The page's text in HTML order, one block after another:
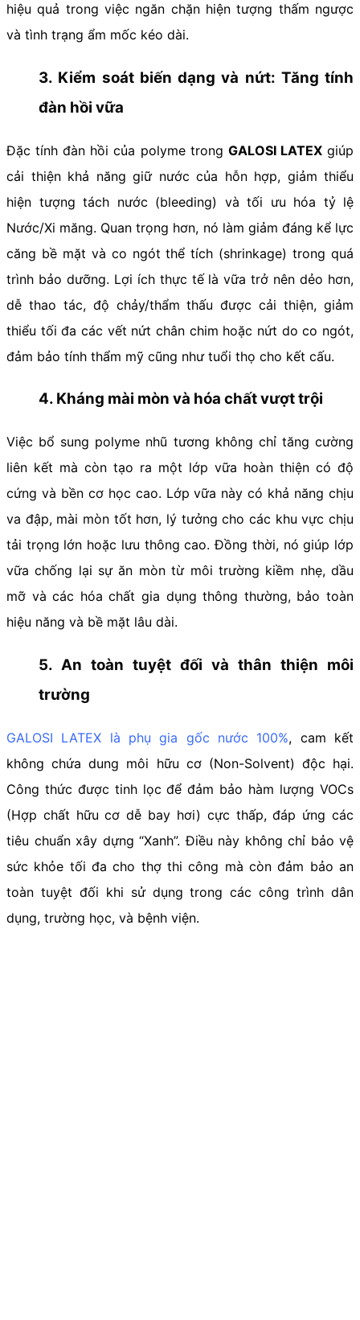
hiệu quả trong việc ngăn chặn hiện tượng thấm ngược
và tình trạng ẩm mốc kéo dài.
3. Kiểm soát biến dạng và nứt: Tăng tính
đàn hồi vữa
Đặc tính đàn hồi của polyme trong GALOSI LATEXgiúp
cải thiện khả năng giữ nước của hỗn hợp, giảm thiểu
hiện tượng tách nước (bleeding) và tối ưu hóa tỷ lệ
Nước/Xi măng. Quan trọng hơn, nó làm giảm đáng kể lực
căng bề mặt và co ngót thể tích (shrinkage) trong quá
trình bảo dưỡng. Lợi ích thực tế là vữa trở nên dẻo hơn,
dễ thao tác, độ chảy/thẩm thấu được cải thiện, giảm
thiểu tối đa các vết nứt chân chim hoặc nứt do co ngót,
đảm bảo tính thẩm mỹ cũng như tuổi thọ cho kết cấu.
4. Kháng mài mòn và hóa chất vượt trội
Việc bổ sung polyme nhũ tương không chỉ tăng cường
liên kết mà còn tạo ra một lớp vữa hoàn thiện có độ
cứng và bền cơ học cao. Lớp vữa này có khả năng chịu
va đập, mài mòn tốt hơn, lý tưởng cho các khu vực chịu
tải trọng lớn hoặc lưu thông cao. Đồng thời, nó giúp lớp
vữa chống lại sự ăn mòn từ môi trường kiềm nhẹ, dầu
mỡ và các hóa chất gia dụng thông thường, bảo toàn
hiệu năng và bề mặt lâu dài.
5. An toàn tuyệt đối và thân thiện môi
trường
GALOSI LATEX là phụ gia gốc nước 100%, cam kết
không chứa dung môi hữu cơ (Non-Solvent) độc hại.
Công thức được tinh lọc để đảm bảo hàm lượng VOCs
(Hợp chất hữu cơ dễ bay hơi) cực thấp, đáp ứng các
tiêu chuẩn xây dựng “Xanh”. Điều này không chỉ bảo vệ
sức khỏe tối đa cho thợ thi công mà còn đảm bảo an
toàn tuyệt đối khi sử dụng trong các công trình dân
dụng, trường học, và bệnh viện.